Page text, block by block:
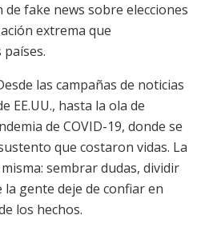
fake news sobre elecciones
extrema que
las campañas de noticias
EE.UU., hasta la ola de
de COVID-19, donde se
que costaron vidas. La
sembrar dudas, dividir
la gente deje de confiar en
los hechos.